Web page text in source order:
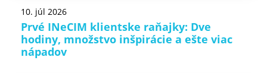
10. júl 2026
Prvé INeCIM klientske raňajky: Dve
hodiny, množstvo inšpirácie a ešte viac
nápadov